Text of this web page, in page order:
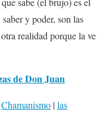
y poder, son las
realidad porque la ve
de Don Juan
Chamanismo |las